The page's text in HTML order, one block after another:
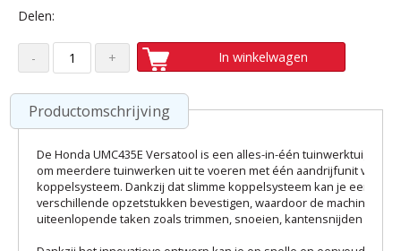
Delen:
In winkelwagen
Productomschrijving
De Honda UMC435E Versatool is een alles-in-één tuinwerktuig dat
om meerdere tuinwerken uit te voeren met één aandrijfunit via
koppelsysteem. Dankzij dat slimme koppelsysteem kan je
verschillende opzetstukken bevestigen, waardoor de machine
uiteenlopende taken zoals trimmen, snoeien, kantensnijden en